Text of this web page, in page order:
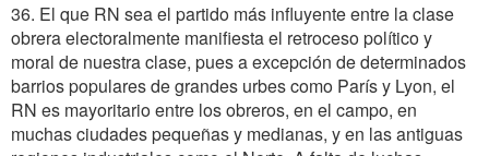
36. El que RN sea el partido más influyente entre la clase
obrera electoralmente manifiesta el retroceso político y
moral de nuestra clase, pues a excepción de determinados
barrios populares de grandes urbes como París y Lyon, el
RN es mayoritario entre los obreros, en el campo, en
muchas ciudades pequeñas y medianas, y en las antiguas